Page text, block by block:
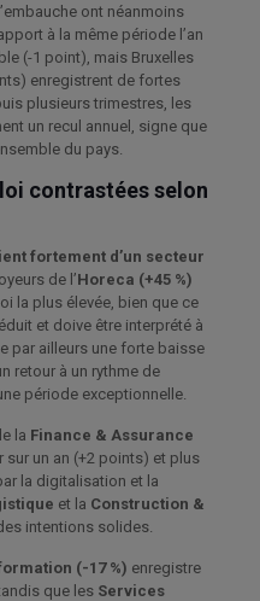
ont néanmoins
à la même période l’an
(-1 point), mais Bruxelles
enregistrent de fortes
plusieurs trimestres, les
un recul annuel, signe que
du pays.
contrastées selon
fortement d’un secteur
de l’Horeca (+45 %)
la plus élevée, bien que ce
et doive être interprété à
par ailleurs une forte baisse
retour à un rythme de
période exceptionnelle.
la Finance & Assurance
sur un an (+2 points) et plus
la digitalisation et la
et la Construction &
intentions solides.
(-17 %) enregistre
que les Services